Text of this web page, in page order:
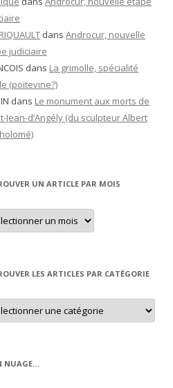
dans Androcur, nouvelle
judiciaire
dans La grimolle, spécialité
(poitevine?)
dans Le monument aux morts de
Jean-d’Angély (du sculpteur Albert
UN ARTICLE PAR MOIS
LES ARTICLES PAR CATÉGORIE
NUAGE…